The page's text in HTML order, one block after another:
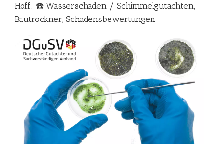
Hoff: ☎️ Wasserschaden / Schimmelgutachten,
Bautrockner, Schadensbewertungen